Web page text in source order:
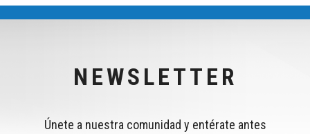
NEWSLETTER
Únete a nuestra comunidad y entérate antes